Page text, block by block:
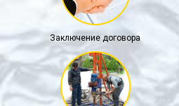
Заключение договора